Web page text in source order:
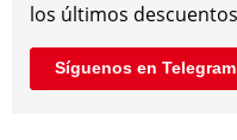
los últimos
Síguenos en Telegram